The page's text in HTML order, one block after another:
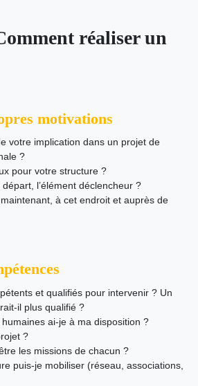
réaliser un
motivations
votre implication dans un projet de
?
pour votre structure ?
l’élément déclencheur ?
à cet endroit et auprès de
et qualifiés pour intervenir ? Un
il plus qualifié ?
ai-je à ma disposition ?
?
les missions de chacun ?
puis-je mobiliser (réseau, associations,